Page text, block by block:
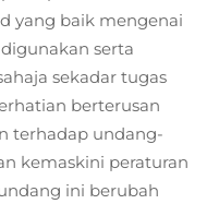
yang baik mengenai
serta
sekadar tugas
berterusan
terhadap undang-
kemaskini peraturan
ini berubah